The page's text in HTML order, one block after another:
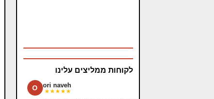
לקוחות ממליצים עלינו
O ori naveh
★★★★★